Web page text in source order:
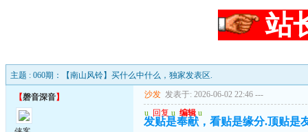
站
主题 : 060期：【南山风铃】买什么中什么，独家发表区.
【磬音深音】 沙发 发表于: 2026-06-02 22:46 ---
u 回复 u 编辑 u
发贴是奉献，看贴是缘分.顶贴是